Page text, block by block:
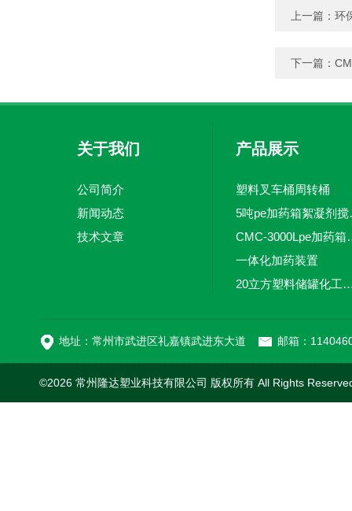
上一篇： 环
下一篇：
关于我们
公司简介
新闻动态
技术文章
产品展示
塑料叉车桶周转桶
5吨pe
CMC-
一体化加药装置
20立方塑料储罐化工储
地址：常州市武进区礼嘉镇武进东大道 邮箱：
©2026 常州隆达塑业科技有限公司 版权所有 All Rights